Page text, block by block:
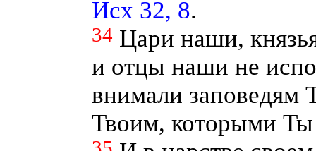
Исх 32, 8.
34 Цари наши,
и отцы наши не
внимали заповедям
Твоим, которыми